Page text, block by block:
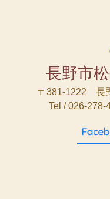
長野市
〒381-1222 長
Tel / 026-